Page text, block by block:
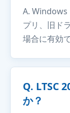
A. Windows
プリ、旧ド
場合に有効で
Q. LTSC
か？